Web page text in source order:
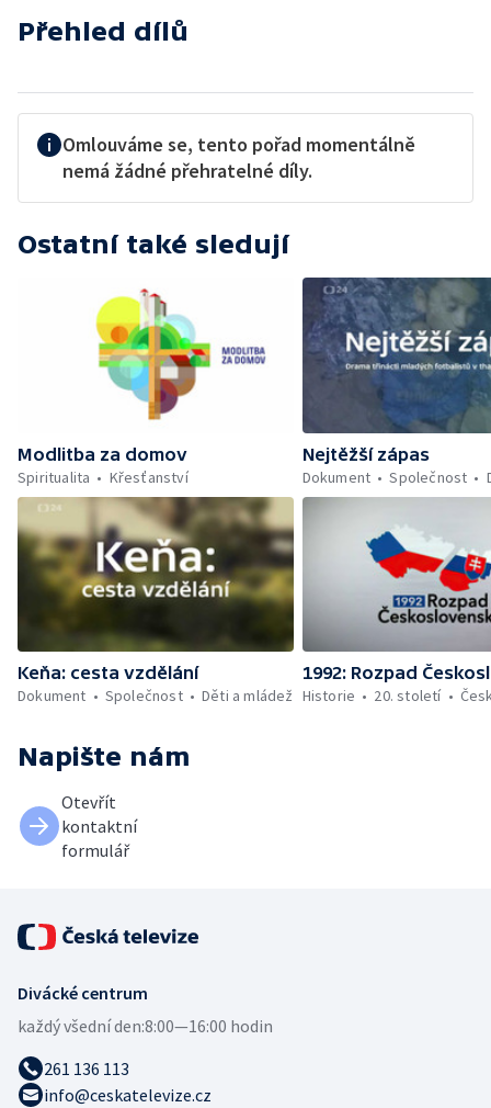
Přehled dílů
Omlouváme se, tento pořad momentálně
nemá žádné přehratelné díly.
Ostatní také sledují
Modlitba za domov
Spiritualita
Křesťanství
Nejtěžší zápas
Dokument
Společnost
Keňa: cesta vzdělání
Dokument
Společnost Děti a mládež
1992: Rozpad
Historie
20. století
Napište nám
Otevřít
kontaktní
formulář
Divácké centrum
každý všední den:8:00—16:00 hodin
261 136 113
info@ceskatelevize.cz